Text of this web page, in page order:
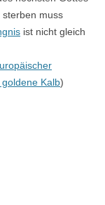
muss
ist nicht gleich
goldene Kalb)